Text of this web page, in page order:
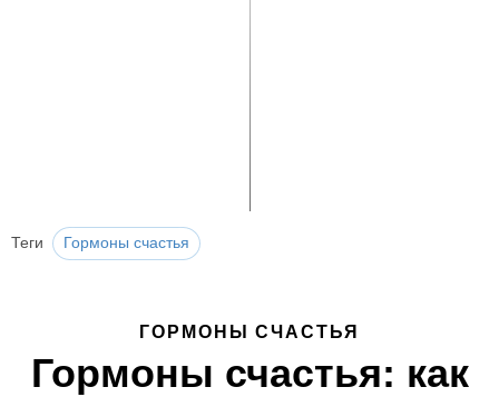
Теги Гормоны счастья
ГОРМОНЫ СЧАСТЬЯ
Гормоны счастья: как